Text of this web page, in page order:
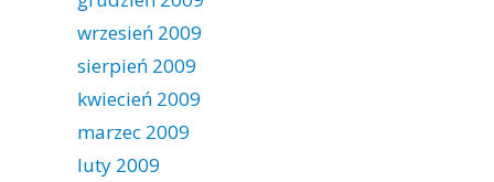
wrzesień 2009
sierpień 2009
kwiecień 2009
marzec 2009
luty 2009